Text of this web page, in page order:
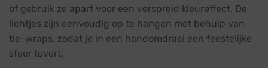
of gebruik ze apart voor een verspreid kleureffect. De
lichtjes zijn eenvoudig op te hangen met behulp van
tie-wraps, zodat je in een handomdraai een feestelijke
sfeer tovert.